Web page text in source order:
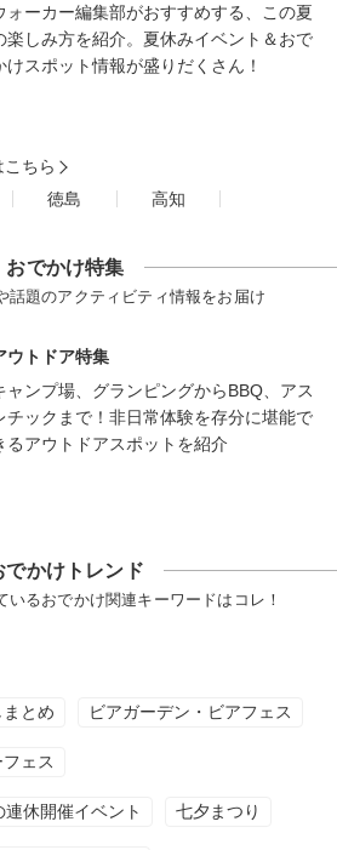
ォーカー編集部がおすすめする、この夏
楽しみ方を紹介。夏休みイベント＆おで
けスポット情報が盛りだくさん！
ちら
徳島 高知
おでかけ特集
話題のアクティビティ情報をお届け
ウトドア特集
ャンプ場、グランピングからBBQ、アス
チックまで！非日常体験を存分に堪能で
るアウトドアスポットを紹介
でかけトレンド
いるおでかけ関連キーワードはコレ！
とめ ビアガーデン・ビアフェス
ェス
休開催イベント 七夕まつり